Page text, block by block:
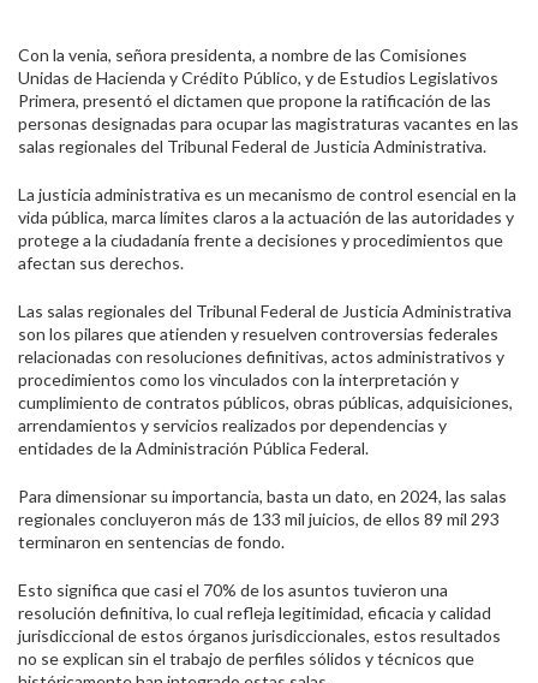
Con la venia, señora presidenta, a nombre de las Comisiones
Unidas de Hacienda y Crédito Público, y de Estudios Legislativos
Primera, presentó el dictamen que propone la ratificación de las
personas designadas para ocupar las magistraturas vacantes en las
salas regionales del Tribunal Federal de Justicia Administrativa.
La justicia administrativa es un mecanismo de control esencial en la
vida pública, marca límites claros a la actuación de las autoridades y
protege a la ciudadanía frente a decisiones y procedimientos que
afectan sus derechos.
Las salas regionales del Tribunal Federal de Justicia Administrativa
son los pilares que atienden y resuelven controversias federales
relacionadas con resoluciones definitivas, actos administrativos y
procedimientos como los vinculados con la interpretación y
cumplimiento de contratos públicos, obras públicas, adquisiciones,
arrendamientos y servicios realizados por dependencias y
entidades de la Administración Pública Federal.
Para dimensionar su importancia, basta un dato, en 2024, las salas
regionales concluyeron más de 133 mil juicios, de ellos 89 mil 293
terminaron en sentencias de fondo.
Esto significa que casi el 70% de los asuntos tuvieron una
resolución definitiva, lo cual refleja legitimidad, eficacia y calidad
jurisdiccional de estos órganos jurisdiccionales, estos resultados
no se explican sin el trabajo de perfiles sólidos y técnicos que